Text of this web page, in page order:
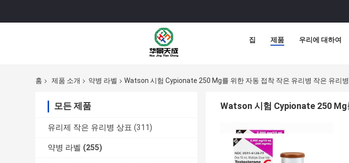
집 제품 우리에 대하여
홈 제품 소개 약병 라벨 Watson 시험 Cypionate 250 Mg를 위한 자동 접착 작은 유리병 작은 유리
모든 제품
유리제 작은 유리병 상표 (311)
약병 라벨 (255)
Watson 시험 Cypionate 250 Mg